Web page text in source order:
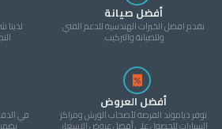
أفضل صيانة
نقدم افضل الخبرات الهندسية للدعم الفني
وللصيانة والتركيب.
أفضل العروض
توفر دياموند الفرصة لأصحاب الورش ومراكز
السيارات للحصول على أفضل عروض الاسعار.
في